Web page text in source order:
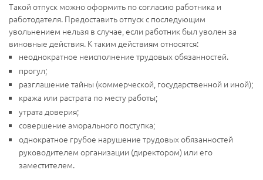
Такой отпуск можно оформить по согласию работника и
работодателя. Предоставить отпуск с последующим
увольнением нельзя в случае, если работник был уволен за
виновные действия. К таким действиям относятся:
неоднократное неисполнение трудовых обязанностей.
прогул;
разглашение тайны (коммерческой, государственной и иной);
кража или растрата по месту работы;
утрата доверия;
совершение аморального поступка;
однократное грубое нарушение трудовых обязанностей
руководителем организации (директором) или его
заместителем.